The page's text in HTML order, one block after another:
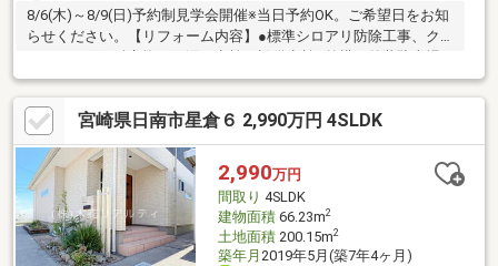
8/6(木)～8/9(日)予約制見学会開催※当日予約OK。ご希望日をお知
らせください。【リフォーム内容】●標準シロアリ防除工事、ク
拡張、屋根塗装、外壁塗装、植栽剪定、庭木伐採●水回りシステ
ムキッチン交換、ユニットバス交換、トイレ交換、洗面化粧台交
換●内装間取変更、床材上張り、シューズボックス交換、クロス
張替え●その他設備給湯器交換、インターホン設置、火災警報器
設置、照明器具交換【おすすめポイント】・本物件は条件により
住宅ローン減税が適用されます。・雨漏り、構造上主要な部分の
欠陥や・腐食、給排水管
宮崎県日南市星倉６ 2,990万円 4SLDK
2,990万円
間取り 4SLDK
建物面積66.23m2
土地面積200.15m2
築年月 2019年5月(築7年4ヶ月)